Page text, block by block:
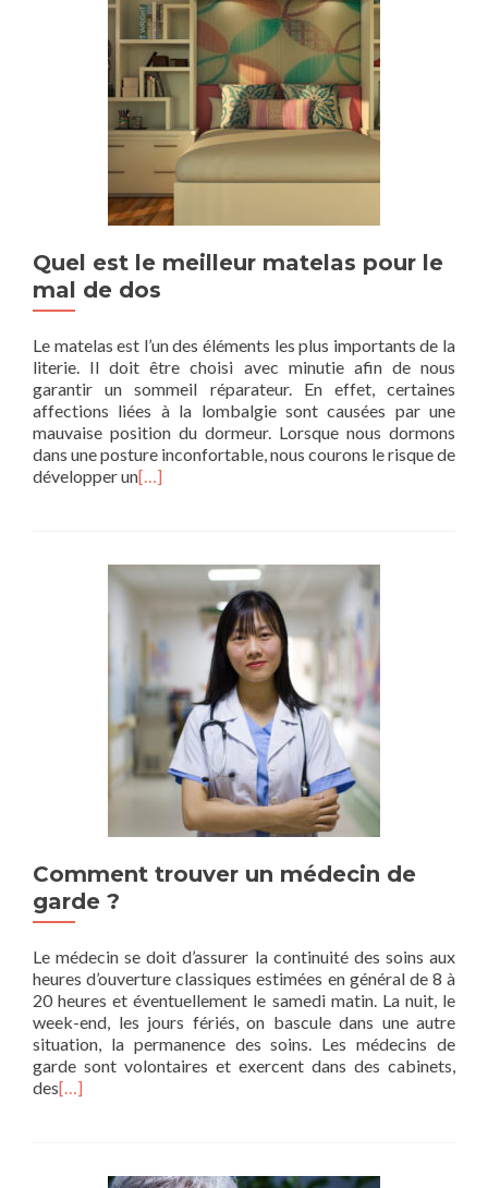
Quel est le meilleur matelas pour le
mal de dos
Le matelas est l’un des éléments les plus importants de la
literie. Il doit être choisi avec minutie afin de nous
garantir un sommeil réparateur. En effet, certaines
affections liées à la lombalgie sont causées par une
mauvaise position du dormeur. Lorsque nous dormons
dans une posture inconfortable, nous courons le risque de
développer un[…]
Comment trouver un médecin de
garde ?
Le médecin se doit d’assurer la continuité des soins aux
heures d’ouverture classiques estimées en général de 8 à
20 heures et éventuellement le samedi matin. La nuit, le
week-end, les jours fériés, on bascule dans une autre
situation, la permanence des soins. Les médecins de
garde sont volontaires et exercent dans des cabinets,
des[…]